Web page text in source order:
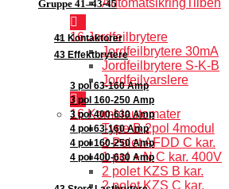
Gruppe 41–43-45
41 Kontaktorer
43 Effektbrytere
3 pol 63-160 Amp
3 pol 160-250 Amp
3 pol 400-630 Amp
4 pol 63-160 Amp
4 pol 160-250 Amp
4 pol 400-630 Amp
AutomatsikringTilbeh
16 Jordfeilbrytere
Jordfeilbrytere 30mA
Jordfeilbrytere S-K-B
Jordfeilvarslere
16 Kombiautomater
Type B 2pol 4modul
2 Polet AFDD C kar.
1 pol + N C kar. 400V
2 polet KZS B kar.
2 polet KZS C kar.